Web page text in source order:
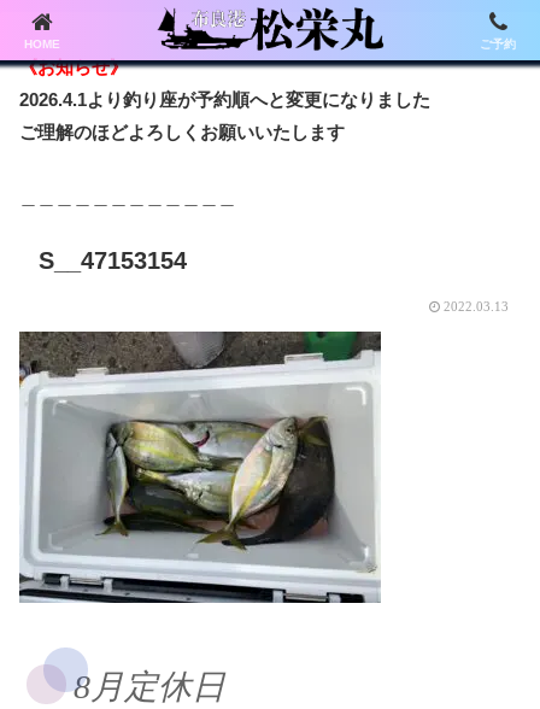
《お知らせ》
2026.4.1より釣り座が予約順へと変更になりました
ご理解のほどよろしくお願いいたします
S__47153154
2022.03.13
8月定休日
HOME ご予約